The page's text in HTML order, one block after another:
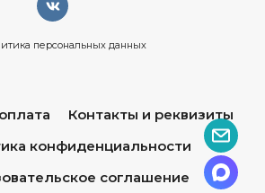
персональных данных
Контакты и реквизиты
конфиденциальности
соглашение